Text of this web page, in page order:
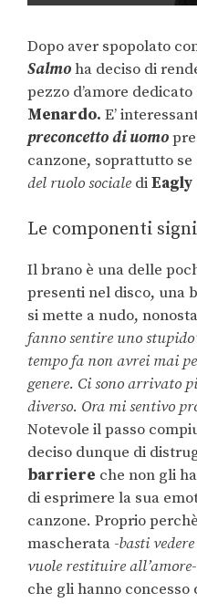
Dopo aver spopolato
Salmoha deciso di
pezzo d’amore
Menardo. E’
preconcettodi uomo
canzone, soprattutto
del ruolo sociale diEagly
Le componenti
Il brano è una delle
presenti nel disco, una
si mette a nudo,
fanno sentire uno
tempo fa non avrei mai
genere. Ci sono arrivato
diverso. Ora mi sentivo
Notevole il passo
deciso dunque di
barriere che non gli
di esprimere la sua
canzone. Proprio
mascherata -basti
vuole restituire all’amore-
che gli hanno concesso